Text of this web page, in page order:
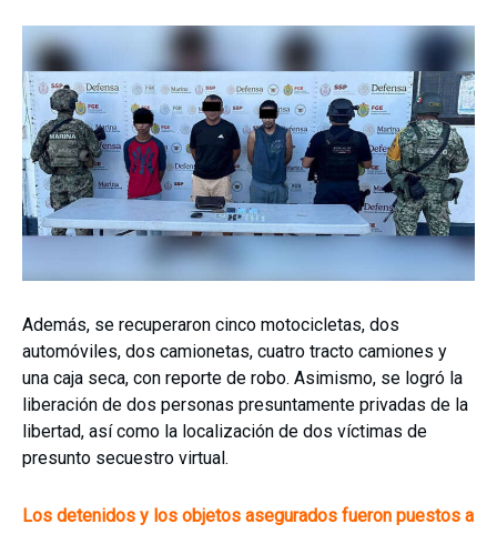
Además, se recuperaron cinco motocicletas, dos
automóviles, dos camionetas, cuatro tracto camiones y
una caja seca, con reporte de robo. Asimismo, se logró la
liberación de dos personas presuntamente privadas de la
libertad, así como la localización de dos víctimas de
presunto secuestro virtual.
Los detenidos y los objetos asegurados fueron puestos a